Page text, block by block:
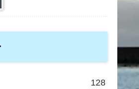
128